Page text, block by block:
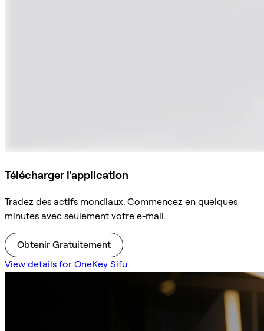
Télécharger l'application
Tradez des actifs mondiaux. Commencez en quelques
minutes avec seulement votre e-mail.
Obtenir Gratuitement
View details for OneKey Sifu